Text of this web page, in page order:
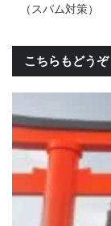
（スパム対策）
こちらもどうぞ